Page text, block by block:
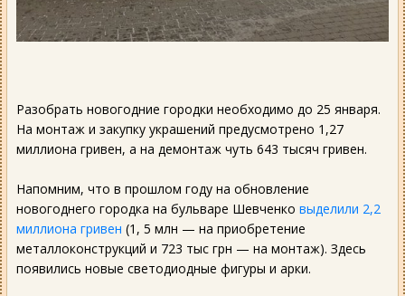
Разобрать новогодние городки необходимо до 25 января.
На монтаж и закупку украшений предусмотрено 1,27
миллиона гривен, а на демонтаж чуть 643 тысяч гривен.
Напомним, что в прошлом году на обновление
новогоднего городка на бульваре Шевченко выделили 2,2
миллиона гривен (1, 5 млн — на приобретение
металлоконструкций и 723 тыс грн — на монтаж). Здесь
появились новые светодиодные фигуры и арки.